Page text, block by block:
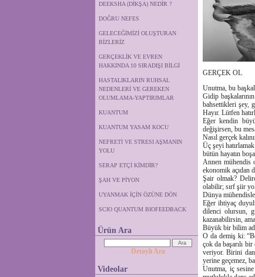
DEEKSHA (DİKŞA) NEDİR ?
DOĞRU NEFES
GELECEĞİMİZİ OLUŞTURAN
BİZLERİZ
GERÇEKLİK VE EVREN
HAKKINDA 10 SIRADIŞI BİLGİ
HASTALIKLARIN RUHSAL
NEDENLERİ VE GEREKEN
OLUMLAMA-YAPTIRIMLAR
KUANTUM
KUANTUM YASAM KOCU
NEFRETİ VE STRESI AŞMANIN
YOLU
SERAP ETÇİ KİMDİR?
ŞAH VE PİYON
UYANMAK İÇİN ÖZÜNE DÖN
SCIO QUANTUM BIOFEEDBACK
Ürün Ara
Detaylı Ara
Videolar
GERÇEK OL
Unutma, bu
Gidip
bahsettikleri şey,
Hayır. Lütfen
Eğer kendin
değişirsen, bu
Nasıl gerçek
Üç şeyi
bütün hayatın
Annen mühendis
ekonomik açıdan
Şair olmak?
olabilir; sırf şiir
Dünya
Eğer ihtiyaç
dilenci olursun,
kazanabilirsin,
Büyük bir bilim
O da demiş ki:
çok da başarılı
veriyor. Birini
yerine geçemez,
Unutma, iç